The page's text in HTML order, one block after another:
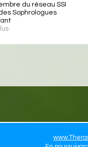
du réseau SSI
Sophrologues